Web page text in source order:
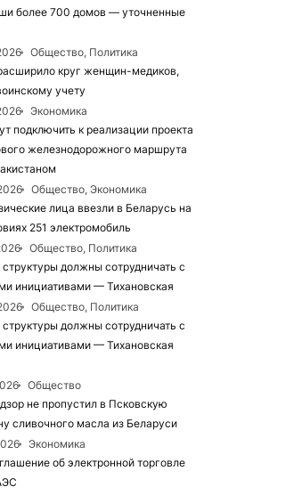
более 700 домов — уточненные
Общество, Политика
круг женщин-медиков,
учету
Экономика
подключить к реализации проекта
железнодорожного маршрута
Общество, Экономика
лица ввезли в Беларусь на
251 электромобиль
Общество, Политика
должны сотрудничать с
инициативами — Тихановская
Общество, Политика
должны сотрудничать с
инициативами — Тихановская
Общество
не пропустил в Псковскую
сливочного масла из Беларуси
Экономика
об электронной торговле